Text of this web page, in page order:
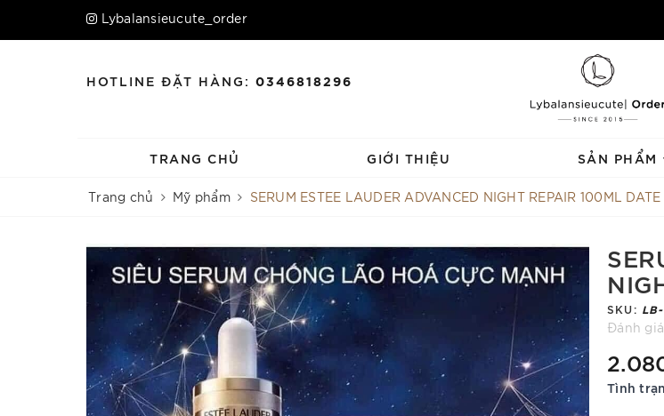
Lybalansieucute_order
HOTLINE ĐẶT HÀNG: 0346818296
TRANG CHỦ GIỚI THIỆU SẢN PHẨM
Trang chủ Mỹ phẩm SERUM ESTEE LAUDER ADVANCED NIGHT REPAIR 100ML
SKU:
Đánh giá
Tình